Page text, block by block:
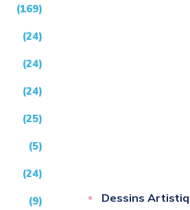
Dessins
(169)
(24)
(24)
(24)
(25)
(5)
(24)
(9)